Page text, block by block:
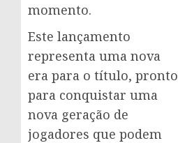
momento.
Este lançamento
representa uma nova
era para o título, pronto
para conquistar uma
nova geração de
jogadores que podem